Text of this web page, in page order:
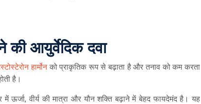
की आयुर्वेदिक दवा
हार्मोनको प्राकृतिक रूप से बढ़ाता है और तनाव को कम करता
है।
में ऊर्जा, वीर्य की मात्रा और यौन शक्ति बढ़ाने में बेहद फायदेमंद है। यह